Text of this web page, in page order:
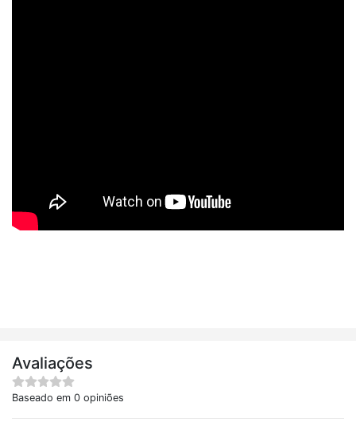
Avaliações
Baseado em 0 opiniões